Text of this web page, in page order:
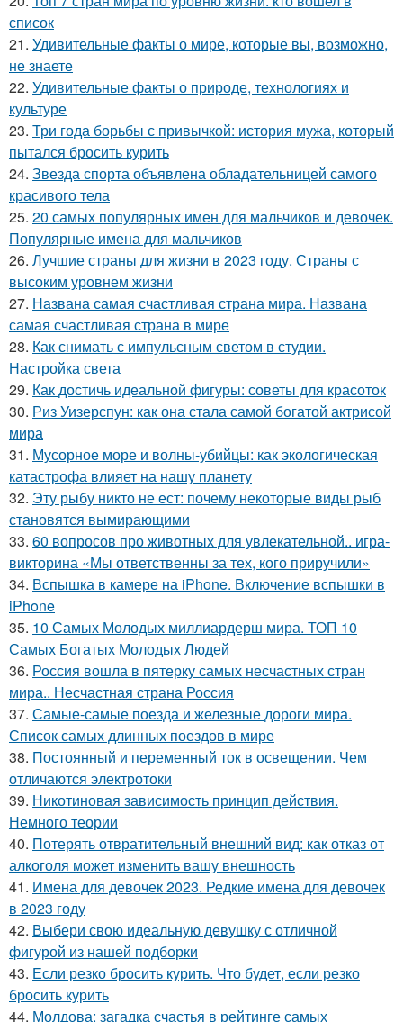
список
21. Удивительные факты о мире, которые вы, возможно,
не знаете
22. Удивительные факты о природе, технологиях и
культуре
23. Три года борьбы с привычкой: история мужа, который
пытался бросить курить
24. Звезда спорта объявлена обладательницей самого
красивого тела
25. 20 самых популярных имен для мальчиков и девочек.
Популярные имена для мальчиков
26. Лучшие страны для жизни в 2023 году. Страны с
высоким уровнем жизни
27. Названа самая счастливая страна мира. Названа
самая счастливая страна в мире
28. Как снимать с импульсным светом в студии.
Настройка света
29. Как достичь идеальной фигуры: советы для красоток
30. Риз Уизерспун: как она стала самой богатой актрисой
мира
31. Мусорное море и волны-убийцы: как экологическая
катастрофа влияет на нашу планету
32. Эту рыбу никто не ест: почему некоторые виды рыб
становятся вымирающими
33. 60 вопросов про животных для увлекательной.. игра-
викторина «Мы ответственны за тех, кого приручили»
34. Вспышка в камере на iPhone. Включение вспышки в
iPhone
35. 10 Самых Молодых миллиардерш мира. ТОП 10
Самых Богатых Молодых Людей
36. Россия вошла в пятерку самых несчастных стран
мира.. Несчастная страна Россия
37. Самые-самые поезда и железные дороги мира.
Список самых длинных поездов в мире
38. Постоянный и переменный ток в освещении. Чем
отличаются электротоки
39. Никотиновая зависимость принцип действия.
Немного теории
40. Потерять отвратительный внешний вид: как отказ от
алкоголя может изменить вашу внешность
41. Имена для девочек 2023. Редкие имена для девочек
в 2023 году
42. Выбери свою идеальную девушку с отличной
фигурой из нашей подборки
43. Если резко бросить курить. Что будет, если резко
бросить курить
44. Молдова: загадка счастья в рейтинге самых